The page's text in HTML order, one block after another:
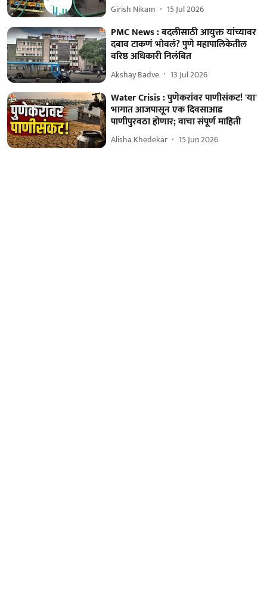
Girish Nikam 15 Jul 2026
PMC News : बदलीसाठी आयुक्त यांच्यावर
दबाव टाकणं भोवलं? पुणे महापालिकेतील
वरिष्ठ अधिकारी निलंबित
Akshay Badve 13 Jul 2026
Water Crisis : पुणेकरांवर पाणीसंकट! 'या'
भागात आजपासून एक दिवसाआड
पाणीपुरवठा होणार; वाचा संपूर्ण माहिती
Alisha Khedekar 15 Jun 2026